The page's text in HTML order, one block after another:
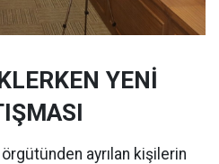
YENİ
ayrılan kişilerin